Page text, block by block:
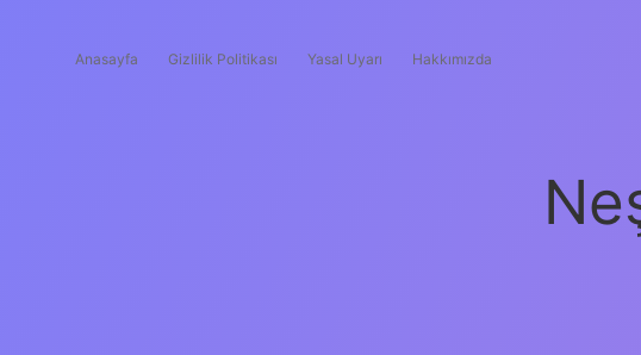
Anasayfa Gizlilik Politikası Yasal Uyarı Hakkımızda